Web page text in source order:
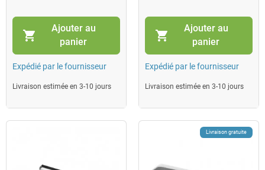
shopping_cart
Ajouter au
panier
Expédié par le fournisseur
Livraison estimée en 3-10 jours
shopping_cart
Ajouter au
panier
Expédié par le fournisseur
Livraison estimée en 3-10 jours
Livraison gratuite